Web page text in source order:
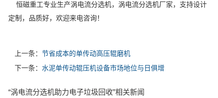
恒磁重工专业生产涡电流分选机，涡电流分选机厂家，支持设计
定制，品质好，欢迎来电咨询！
上一条： 节省成本的单传动高压辊磨机
下一条： 水泥单传动辊压机设备市场地位与日俱增
“涡电流分选机助力电子垃圾回收”相关新闻